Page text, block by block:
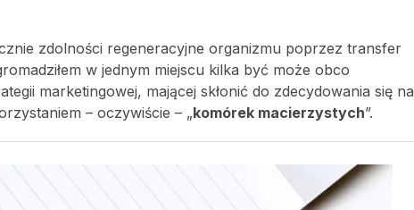
zdolności regeneracyjne organizmu poprzez transfer
w jednym miejscu kilka być może obco
marketingowej, mającej skłonić do zdecydowania się na
– oczywiście – „komórek macierzystych”.